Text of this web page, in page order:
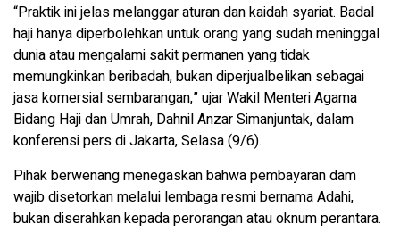
“Praktik ini jelas melanggar aturan dan kaidah syariat. Badal
haji hanya diperbolehkan untuk orang yang sudah meninggal
dunia atau mengalami sakit permanen yang tidak
memungkinkan beribadah, bukan diperjualbelikan sebagai
jasa komersial sembarangan,” ujar Wakil Menteri Agama
Bidang Haji dan Umrah, Dahnil Anzar Simanjuntak, dalam
konferensi pers di Jakarta, Selasa (9/6).
Pihak berwenang menegaskan bahwa pembayaran dam
wajib disetorkan melalui lembaga resmi bernama Adahi,
bukan diserahkan kepada perorangan atau oknum perantara.